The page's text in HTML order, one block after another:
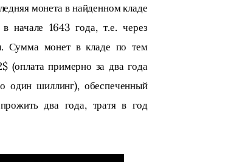
монета в найденном кладе
начале 1643 года, т.е. через
Сумма монет в кладе по тем
(оплата примерно за два года
один шиллинг), обеспеченный
два года, тратя в год